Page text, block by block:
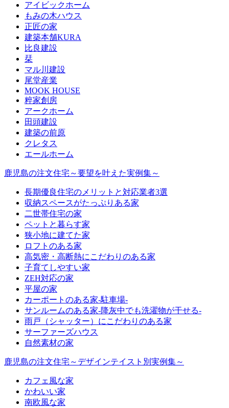
アイビックホーム
もみの木ハウス
正匠の家
建築本舗KURA
比良建設
栞
マル川建設
尾堂産業
MOOK HOUSE
粹家創房
アークホーム
田頭建設
建築の前原
クレタス
エールホーム
鹿児島の注文住宅～要望を叶えた実例集～
長期優良住宅のメリットと対応業者3選
収納スペースがたっぷりある家
二世帯住宅の家
ペットと暮らす家
狭小地に建てた家
ロフトのある家
高気密・高断熱にこだわりのある家
子育てしやすい家
ZEH対応の家
平屋の家
カーポートのある家-駐車場-
サンルームのある家-降灰中でも洗濯物が干せる-
雨戸（シャッター）にこだわりのある家
サーファーズハウス
自然素材の家
鹿児島の注文住宅～デザインテイスト別実例集～
カフェ風な家
かわいい家
南欧風な家